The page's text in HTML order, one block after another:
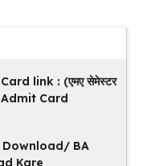
link : (एमए सेमेस्टर
Admit Card
Download/ BA
Kare